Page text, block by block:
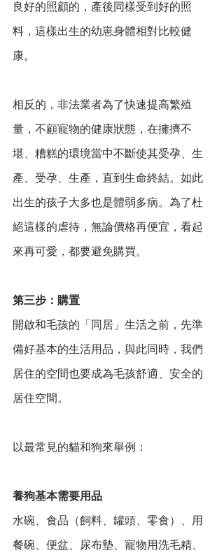
良好的照顧的，產後同樣受到好的照
料，這樣出生的幼崽身體相對比較健
康。
相反的，非法業者為了快速提高繁殖
量，不顧寵物的健康狀態，在擁擠不
堪、糟糕的環境當中不斷使其受孕、生
產、受孕、生產，直到生命終結。如此
出生的孩子大多也是體弱多病。為了杜
絕這樣的虐待，無論價格再便宜，看起
來再可愛，都要避免購買。
第三步：購置
開啟和毛孩的「同居」生活之前，先準
備好基本的生活用品，與此同時，我們
居住的空間也要成為毛孩舒適、安全的
居住空間。
以最常見的貓和狗來舉例：
養狗基本需要用品
水碗、食品（飼料、罐頭、零食）、用
餐碗、便盆、尿布墊、寵物用洗毛精、